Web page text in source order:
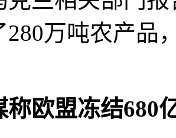
280万吨农产品
称欧盟冻结680